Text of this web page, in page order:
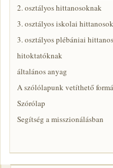
2. osztályos hittanosoknak
3. osztályos iskolai
3. osztályos plébániai
hitoktatóknak
általános anyag
A szólólapunk vetíthető
Szórólap
Segítség a misszionálásban